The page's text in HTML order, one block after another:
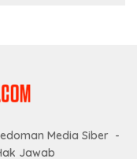
Media Siber
Jawab